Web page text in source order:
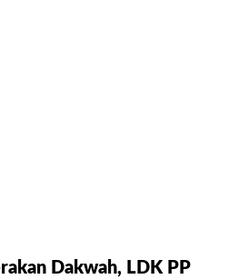
Dakwah, LDK PP